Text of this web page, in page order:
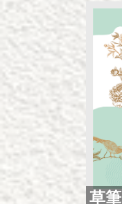
草筆